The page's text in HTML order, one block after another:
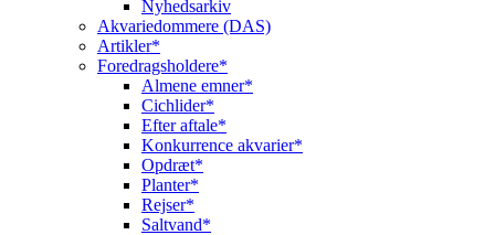
Nyhedsarkiv
Akvariedommere (DAS)
Artikler*
Foredragsholdere*
Almene emner*
Cichlider*
Efter aftale*
Konkurrence akvarier*
Opdræt*
Planter*
Rejser*
Saltvand*